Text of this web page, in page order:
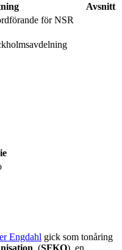
Avsnitt
för NSR
Engdahl gick som tonåring
, (SFKO), en